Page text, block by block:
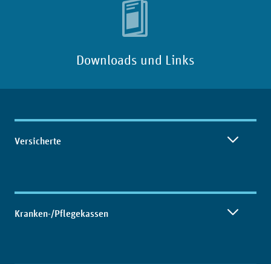
Downloads und Links
Inhaltsübersicht
Versicherte
Kranken-/Pflegekassen